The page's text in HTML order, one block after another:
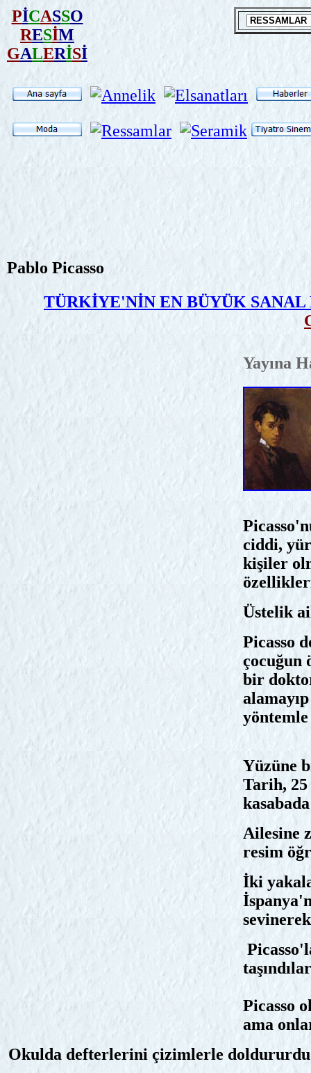
PİCASSO
RESİM
GALERİSİ
Pablo Picasso
TÜRKİYE'NİN EN BÜYÜK
Yayına
ciddi,
kişiler
Üstelik
Picasso
çocuğun
bir
yöntemle
Yüzüne
Tarih, 25
Ailesine
resim
İki
Picasso
ama
Okulda defterlerini çizimlerle